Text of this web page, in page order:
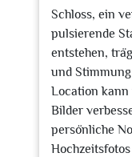
Schloss, ein
pulsierende
entstehen,
und
Location
Bilder
persönliche